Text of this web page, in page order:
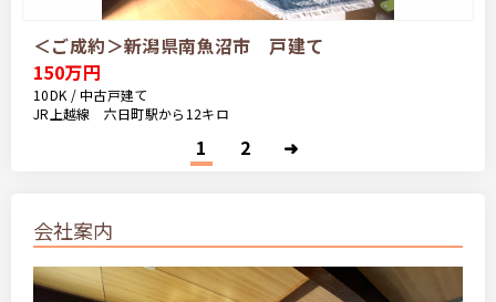
会社案内
＜ご成約＞新潟県南魚沼市 戸建て
150万円
10DK / 中古戸建て
JR上越線 六日町駅から12キロ
1 2 ➜